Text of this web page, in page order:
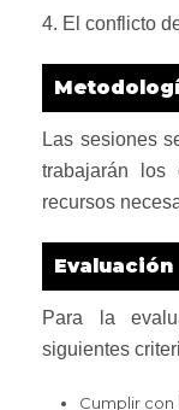
4. El conflicto
Las sesiones
trabajarán los
recursos
Evaluación
Para la
siguientes
Cumplir con